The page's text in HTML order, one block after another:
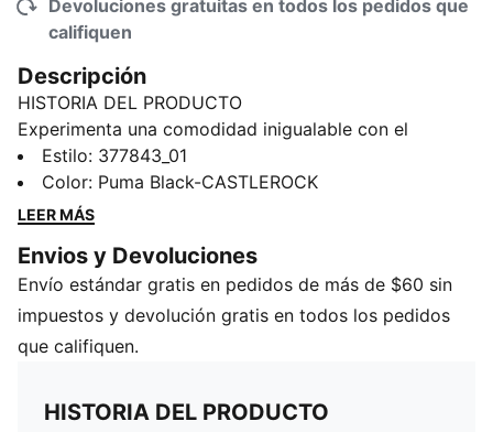
Devoluciones gratuitas en todos los pedidos que
califiquen
Descripción
HISTORIA DEL PRODUCTO
Experimenta una comodidad inigualable con el
rendimiento superior y la amortiguación de lujo de
nuestra suave espuma SOFTRIDE. Nuestros tenis
Softride Enzo Evo Wide cuentan, además, con un
en TPU moldeado y presillas de cinta de sarga, para
un soporte óptimo y una sujeción superior en cada
paso.
CARACTERÍSTICAS Y BENEFICIOS
DETALLES
Estilo: 377843_01
Color: Puma Black-CASTLEROCK
LEER MÁS
Envios y Devoluciones
Envío estándar gratis en pedidos de más de $60 sin
impuestos y devolución gratis en todos los pedidos
que califiquen.
HISTORIA DEL PRODUCTO